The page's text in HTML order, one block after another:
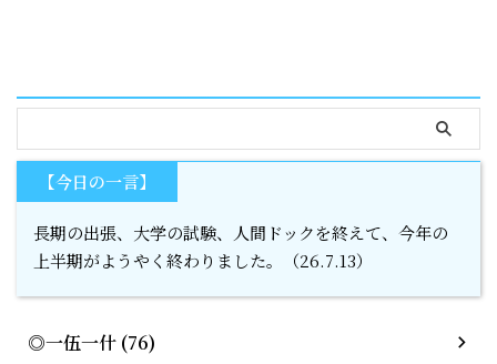
【今日の一言】
長期の出張、大学の試験、人間ドックを終えて、今年の
上半期がようやく終わりました。（26.7.13）
◎一伍一什 (76)